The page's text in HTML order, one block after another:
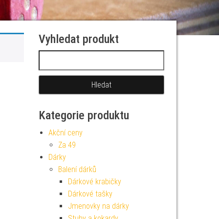
Vyhledat produkt
Kategorie produktu
Akční ceny
Za 49
Dárky
Balení dárků
Dárkové krabičky
Dárkové tašky
Jmenovky na dárky